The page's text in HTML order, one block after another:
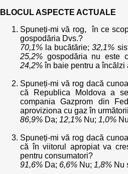
BLOCUL ASPECTE ACTUALE
Spuneți-mi vă rog, în ce
gospodăria Dvs.?
70,1% la bucătărie;32,1%
25,2% gospodăria nu este
24,2%în baie pentru a încălzi
Spuneți-mi vă rog dacă
că Republica Moldova a
compania Gazprom din
aproviziona cu gaz în
86,9% Da; 12,1% Nu; 1,0%
Spuneți-mi vă rog dacă
că în viitorul apropiat va
pentru consumatori?
91,6% Da; 6,6% Nu; 1,8% Nu